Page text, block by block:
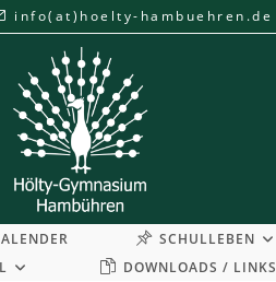
info(at)hoelty-hambuehren.de
SCHULLEBEN
DOWNLOADS / LINKS